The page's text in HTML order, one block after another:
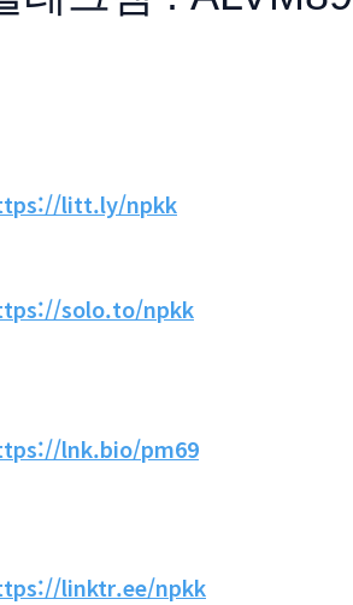
litt.ly/npkk
solo.to/npkk
lnk.bio/pm69
linktr.ee/npkk